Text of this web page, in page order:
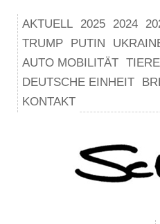
AKTUELL 2025 2024
TRUMP
PUTIN
AUTO MOBILITÄT
DEUTSCHE EINHEIT
KONTAKT